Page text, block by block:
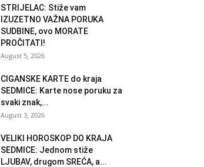
STRIJELAC: Stiže vam
IZUZETNO VAŽNA PORUKA
SUDBINE, ovo MORATE
PROČITATI!
August 5, 2026
CIGANSKE KARTE do kraja
SEDMICE: Karte nose poruku za
svaki znak,...
August 3, 2026
VELIKI HOROSKOP DO KRAJA
SEDMICE: Jednom stiže
LJUBAV, drugom SREĆA, a...